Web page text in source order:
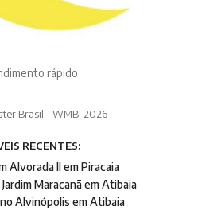
rápido
Brasil - WMB. 2026
RECENTES:
Alvorada II em Piracaia
Maracanã em Atibaia
Alvinópolis em Atibaia